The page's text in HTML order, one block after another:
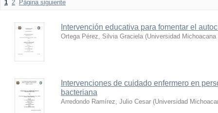
1 2 Página siguiente
Intervención educativa para fomentar el
Ortega Pérez, Silvia Graciela (Universidad
Intervenciones de cuidado enfermero en
bacteriana
Arredondo Ramírez, Julio Cesar (Universidad